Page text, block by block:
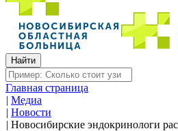
Главная страница
| Медиа
| Новости
| Новосибирские эндокринологи